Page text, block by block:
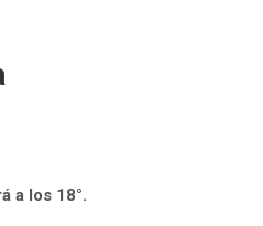
a los 18°.